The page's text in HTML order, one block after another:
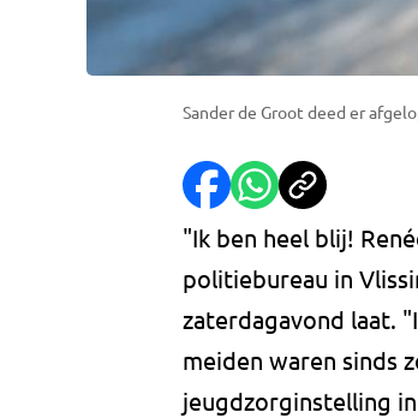
Sander de Groot deed er
"Ik ben heel blij!
politiebureau in
zaterdagavond laat.
meiden waren sinds
jeugdzorginstelling